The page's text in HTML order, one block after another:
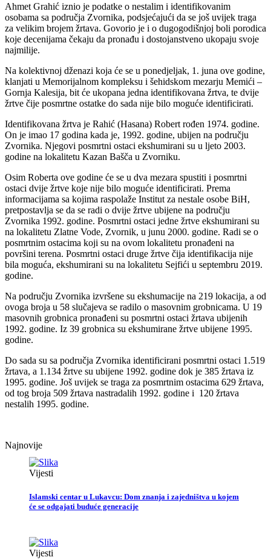
Ahmet Grahić iznio je podatke o nestalim i identifikovanim
osobama sa područja Zvornika, podsjećajući da se još uvijek traga
za velikim brojem žrtava. Govorio je i o dugogodišnjoj boli porodica
koje decenijama čekaju da pronađu i dostojanstveno ukopaju svoje
najmilije.
Na kolektivnoj dženazi koja će se u ponedjeljak, 1. juna ove godine,
klanjati u Memorijalnom kompleksu i šehidskom mezarju Memići –
Gornja Kalesija, bit će ukopana jedna identifikovana žrtva, te dvije
žrtve čije posmrtne ostatke do sada nije bilo moguće identificirati.
Identifikovana žrtva je Rahić (Hasana) Robert rođen 1974. godine.
On je imao 17 godina kada je, 1992. godine, ubijen na području
Zvornika. Njegovi posmrtni ostaci ekshumirani su u ljeto 2003.
godine na lokalitetu Kazan Bašča u Zvorniku.
Osim Roberta ove godine će se u dva mezara spustiti i posmrtni
ostaci dvije žrtve koje nije bilo moguće identificirati. Prema
informacijama sa kojima raspolaže Institut za nestale osobe BiH,
pretpostavlja se da se radi o dvije žrtve ubijene na području
Zvornika 1992. godine. Posmrtni ostaci jedne žrtve ekshumirani su
na lokalitetu Zlatne Vode, Zvornik, u junu 2000. godine. Radi se o
posmrtnim ostacima koji su na ovom lokalitetu pronađeni na
površini terena. Posmrtni ostaci druge žrtve čija identifikacija nije
bila moguća, ekshumirani su na lokalitetu Sejfići u septembru 2019.
godine.
Na području Zvornika izvršene su ekshumacije na 219 lokacija, a od
ovoga broja u 58 slučajeva se radilo o masovnim grobnicama. U 19
masovnih grobnica pronađeni su posmrtni ostaci žrtava ubijenih
1992. godine. Iz 39 grobnica su ekshumirane žrtve ubijene 1995.
godine.
Do sada su sa područja Zvornika identificirani posmrtni ostaci 1.519
žrtava, a 1.134 žrtve su ubijene 1992. godine dok je 385 žrtava iz
1995. godine. Još uvijek se traga za posmrtnim ostacima 629 žrtava,
od tog broja 509 žrtava nastradalih 1992. godine i 120 žrtava
nestalih 1995. godine.
Najnovije
Vijesti
Islamski centar u Lukavcu: Dom znanja i zajedništva u kojem
će se odgajati buduće generacije
Vijesti